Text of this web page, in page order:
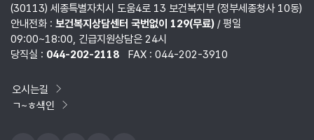
(30113) 세종특별자치시 도움4로 13 보건복지부 (정부세종청사 10동)
안내전화 : 보건복지상담센터 국번없이 129(무료)/ 평일
09:00~18:00, 긴급지원상담은 24시
당직실 : 044-202-2118 FAX : 044-202-3910
오시는길
ㄱ~ㅎ색인